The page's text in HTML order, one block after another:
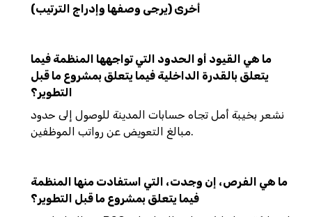
أخرى (يرجى وصفها وإدراج الترتيب)
ما هي القيود أو الحدود التي تواجهها المنظمة فيما
يتعلق بالقدرة الداخلية فيما يتعلق بمشروع ما قبل
التطوير؟
نشعر بخيبة أمل تجاه حسابات المدينة للوصول إلى حدود
مبالغ التعويض عن رواتب الموظفين.
ما هي الفرص، إن وجدت، التي استفادت منها المنظمة
فيما يتعلق بمشروع ما قبل التطوير؟